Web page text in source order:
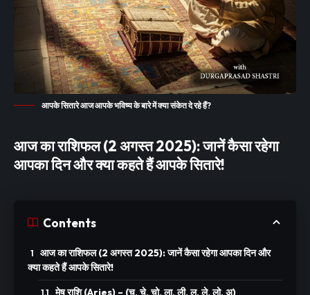
आपके सितारे आज आपके भविष्य के बारे में क्या संकेत दे रहे हैं?
आज का राशिफल (2 अगस्त 2025): जानें कैसा रहेगा
आपका दिन और क्या कहते हैं आपके सितारे!
Contents
आज का राशिफल (2 अगस्त 2025): जानें कैसा रहेगा आपका दिन और
क्या कहते हैं आपके सितारे!
मेष राशि (Aries) – (चू, चे, चो, ला, ली, लू, ले, लो, अ)